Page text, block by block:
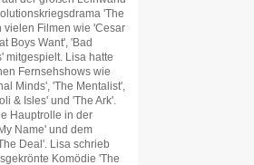
'The
vielen Filmen wie 'Cesar
Boys Want', 'Bad
mitgespielt. Lisa hatte
Fernsehshows wie
Minds', 'The Mentalist',
& Isles' und 'The Ark'.
Hauptrolle in der
Name' und dem
Deal'. Lisa schrieb
Komödie 'The